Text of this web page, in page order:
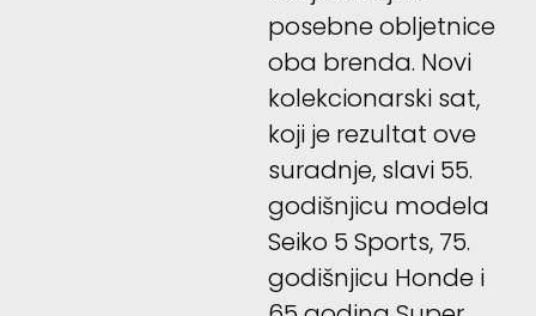
posebne obljetnice
oba brenda. Novi
kolekcionarski sat,
koji je rezultat ove
suradnje, slavi 55.
godišnjicu modela
Seiko 5 Sports, 75.
godišnjicu Honde i